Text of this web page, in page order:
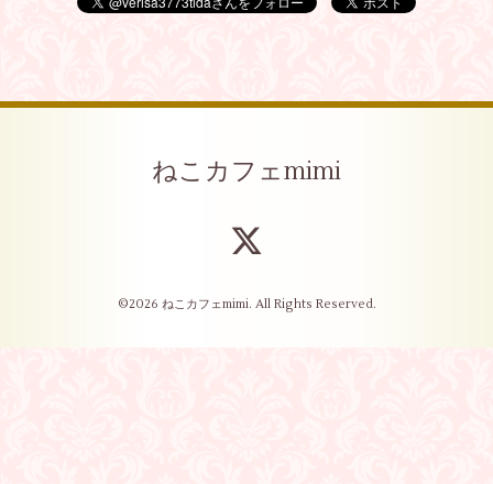
ねこカフェmimi
©2026 ねこカフェmimi. All Rights Reserved.